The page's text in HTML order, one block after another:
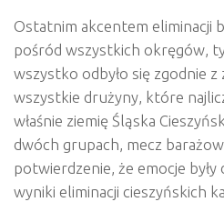
Ostatnim akcentem eliminacji
pośród wszystkich okręgów,
wszystko odbyło się zgodnie z
wszystkie drużyny, które
właśnie ziemię Śląska
dwóch grupach, mecz
potwierdzenie, że emocje
wyniki eliminacji cieszyńskich